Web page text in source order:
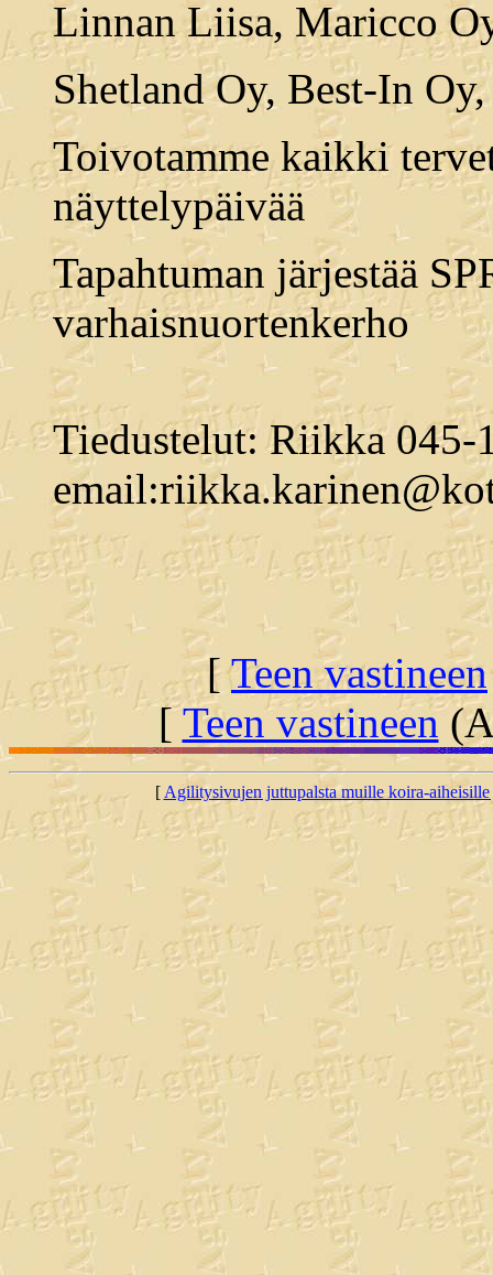
Linnan Liisa, Maricco
Shetland Oy, Best-In
Toivotamme kaikki
näyttelypäivää
Tapahtuman järjestää
varhaisnuortenkerho
Tiedustelut: Riikka 045-
[Teen vastineen
[Teen vastineen
[Agilitysivujen juttupalsta muille koira-